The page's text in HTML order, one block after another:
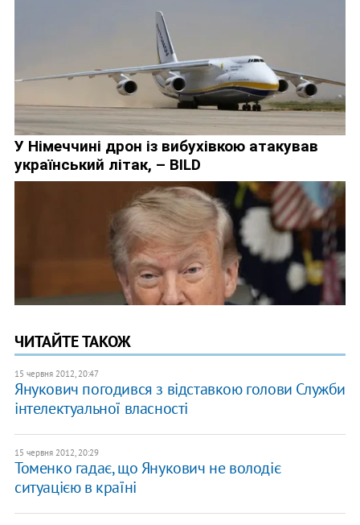
ЧИТАЙТЕ ТАКОЖ
15 червня 2012, 20:47
Янукович погодився з відставкою голови Служби
інтелектуальної власності
15 червня 2012, 20:29
Томенко гадає, що Янукович не володіє
ситуацією в країні